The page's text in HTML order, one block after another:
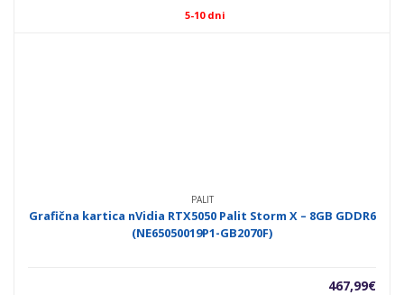
5-10 dni
PALIT
Grafična kartica nVidia RTX5050 Palit Storm X – 8GB GDDR6
(NE65050019P1-GB2070F)
467,99€